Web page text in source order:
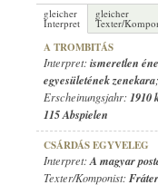
gleicher
Interpret
gleicher
Texter/
A TROMBITÁS
Interpret: ismeretlen
egyesületének zenekara
Erscheinungsjahr: 1910
115 Abspielen
CSÁRDÁS EGYVELEG
Interpret: A magyar
Texter/Komponist: